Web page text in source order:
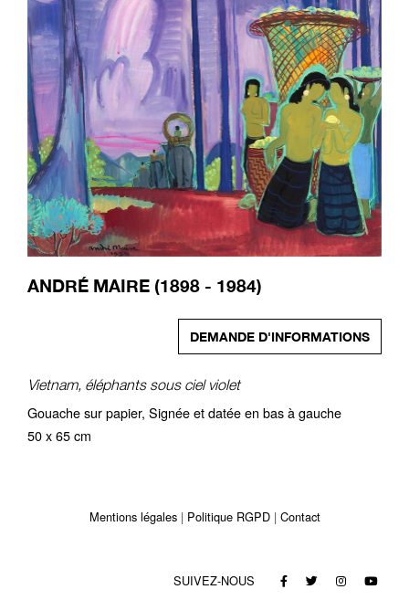
ANDRÉ MAIRE (1898 - 1984)
DEMANDE D'INFORMATIONS
Vietnam, éléphants sous ciel violet
Gouache sur papier, Signée et datée en bas à gauche
50 x 65 cm
Mentions légales Politique RGPD Contact
SUIVEZ-NOUS